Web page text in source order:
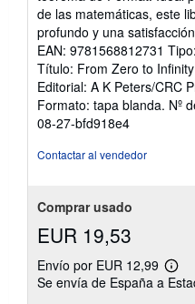
de las matemáticas, este
profundo y una
EAN: 9781568812731
Título: From Zero to
Editorial: A K Peters/CRC
Formato: tapa blanda. Nº
08-27-bfd918e4
Contactar al vendedor
Comprar usado
EUR 19,53
Envío por EUR 12,99
Más
Se envía de España a